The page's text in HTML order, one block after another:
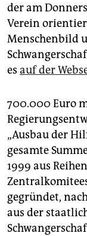
der am
Verein
Menschenbild
es auf der
700.000 Euro
„Ausbau der
gesamte
1999 aus
gegründet,
aus der